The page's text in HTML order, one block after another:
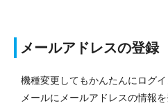
メールアドレスの登録
機種変更してもかんたんにログ
メールにメールアドレスの情報